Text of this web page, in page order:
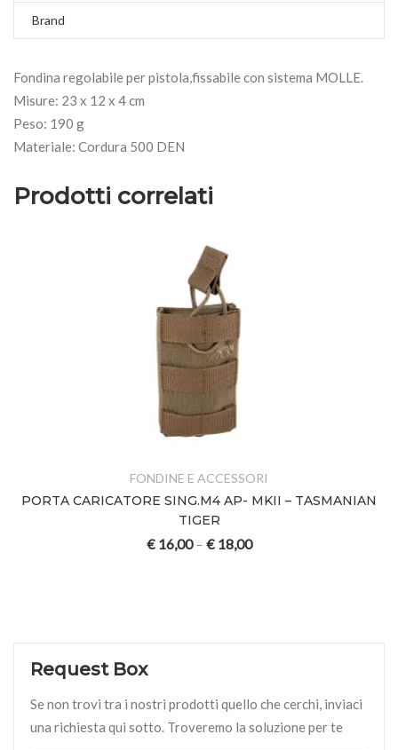
Brand
Fondina regolabile per pistola,fissabile con sistema MOLLE.
Misure: 23 x 12 x 4 cm
Peso: 190 g
Materiale: Cordura 500 DEN
Prodotti correlati
FONDINE E ACCESSORI
PORTA CARICATORE SING.M4 AP- MKII – TASMANIAN
TIGER
€16,00 – €18,00
Request Box
Se non trovi tra i nostri prodotti quello che cerchi, inviaci
una richiesta qui sotto. Troveremo la soluzione per te